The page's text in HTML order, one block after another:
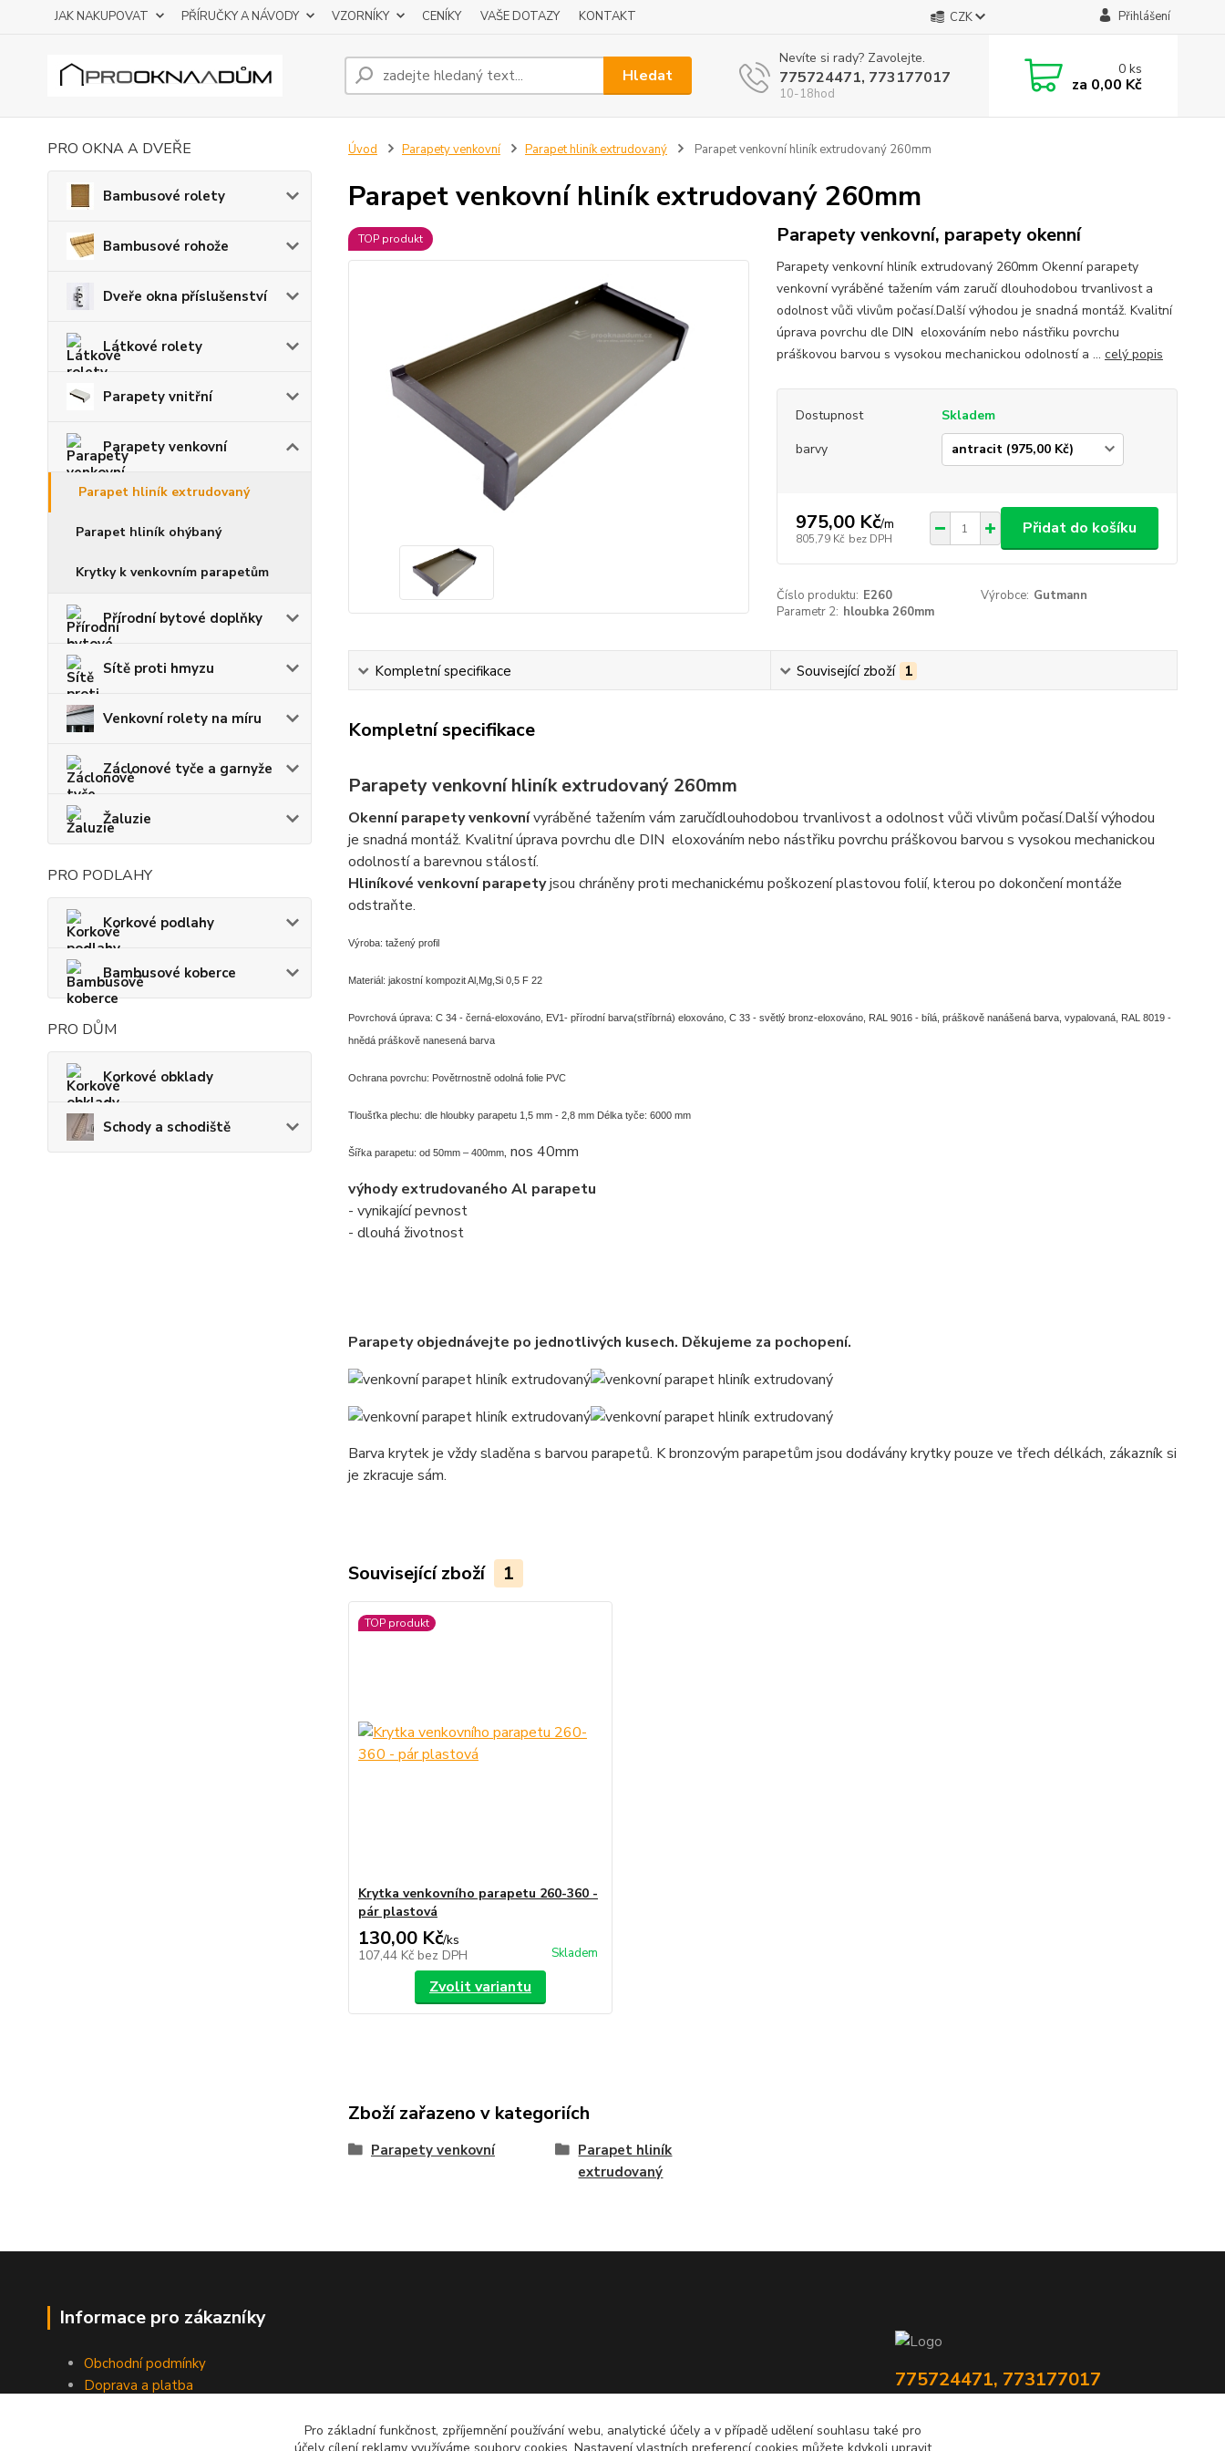
JAK NAKUPOVAT PŘÍRUČKY A NÁVODY VZORNÍKY CENÍKY VAŠE DOTAZY KONTAKT CZK Přihlášení
Hledat
Nevíte si rady? Zavolejte.
775724471, 773177017
10-18hod
0ks
za 0,00 Kč
PRO OKNA A DVEŘE
Bambusové rolety
Bambusové rohože
Dveře okna příslušenství
Látkové rolety
Parapety vnitřní
Parapety venkovní
Parapet hliník extrudovaný
Parapet hliník ohýbaný
Krytky k venkovním parapetům
Přírodní bytové doplňky
Sítě proti hmyzu
Venkovní rolety na míru
Záclonové tyče a garnyže
Žaluzie
PRO PODLAHY
Korkové podlahy
Bambusové koberce
PRO DŮM
Korkové obklady
Schody a schodiště
Úvod Parapety venkovní Parapet hliník extrudovaný Parapet venkovní hliník extrudovaný 260mm
Parapet venkovní hliník extrudovaný 260mm
TOP produkt Parapety venkovní, parapety okenní
Parapety venkovní hliník extrudovaný 260mm Okenní parapety
venkovní vyráběné tažením vám zaručí dlouhodobou trvanlivost a
odolnost vůči vlivům počasí.Další výhodou je snadná montáž. Kvalitní
úprava povrchu dle DIN eloxováním nebo nástřiku povrchu
práškovou barvou s vysokou mechanickou odolností a ... celý popis
Dostupnost
Skladem
barvy
975,00 Kč/m
805,79 Kč bez DPH
Přidat do košíku
Číslo produktu: E260 Výrobce: Gutmann
Parametr 2: hloubka 260mm
Kompletní specifikace Související zboží 1
Kompletní specifikace
Parapety venkovní hliník extrudovaný 260mm
Okenní parapety venkovnívyráběné tažením vám zaručídlouhodobou trvanlivost a odolnost vůči vlivům počasí.Další výhodou
je snadná montáž. Kvalitní úprava povrchu dle DIN eloxováním nebo nástřiku povrchu práškovou barvou s vysokou mechanickou
odolností a barevnou stálostí.
Hliníkové venkovní parapetyjsou chráněny proti mechanickému poškození plastovou folií, kterou po dokončení montáže
odstraňte.
Výroba: tažený profil
Materiál: jakostní kompozit Al,Mg,Si 0,5 F 22
Povrchová úprava: C 34 - černá-eloxováno, EV1- přírodní barva(stříbrná) eloxováno, C 33 - světlý bronz-eloxováno, RAL 9016 - bílá, práškově nanášená barva, vypalovaná, RAL 8019 -
hnědá práškově nanesená barva
Ochrana povrchu: Povětrnostně odolná folie PVC
Tloušťka plechu: dle hloubky parapetu 1,5 mm - 2,8 mmDélka tyče: 6000 mm
Šířka parapetu: od 50mm – 400mm, nos 40mm
výhody extrudovaného Al parapetu
- vynikající pevnost
- dlouhá životnost
Parapety objednávejte po jednotlivých kusech. Děkujeme za pochopení.
Barva krytek je vždy sladěna s barvou parapetů. K bronzovým parapetům jsou dodávány krytky pouze ve třech délkách, zákazník si
je zkracuje sám.
Související zboží 1
TOP produkt
Krytka venkovního parapetu 260-360 -
pár plastová
130,00 Kč/ks
107,44 Kč bez DPH Skladem
Zvolit variantu
Zboží zařazeno v kategoriích
Parapety venkovní
Parapet hliník
extrudovaný
Informace pro zákazníky
Obchodní podmínky
Doprava a platba
775724471, 773177017
info@prooknaadum.cz
Pro základní funkčnost, zpříjemnění používání webu, analytické účely a v případě udělení souhlasu také pro